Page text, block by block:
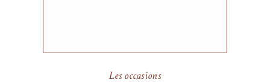
Les occasions